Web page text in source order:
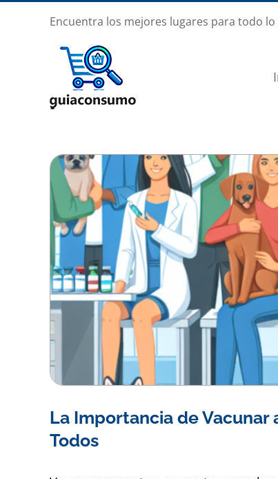
Encuentra los mejores lugares para todo
La Importancia de Vacunar
Todos